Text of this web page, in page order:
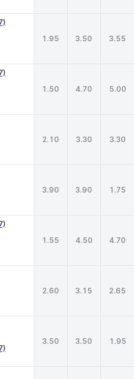
1.95 3.50 3.55
1.50 4.70 5.00
2.10 3.30 3.30
3.90 3.90 1.75
1.55 4.50 4.70
2.60 3.15 2.65
3.50 3.50 1.95